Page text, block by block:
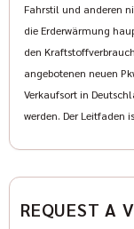
Fahrstil und anderen
die Erderwärmung
den
angebotenen neuen
Verkaufsort in
werden. Der Leitfaden
REQUEST A